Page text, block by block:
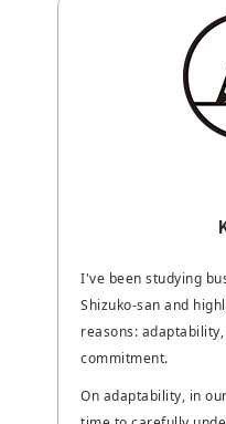
I've been studying
Shizuko-san and
reasons:
commitment.
On adaptability, in